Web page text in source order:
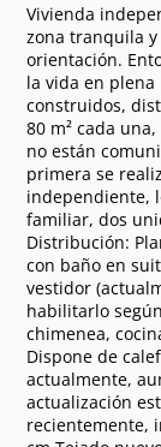
Vivienda
zona tranquila y
orientación.
la vida en plena
construidos,
80 m² cada
no están
primera se
independiente,
familiar, dos
Distribución:
con baño en
vestidor
habilitarlo
chimenea,
Dispone de
actualmente,
actualización
recientemente,